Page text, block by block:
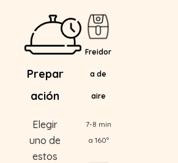
Prepar
ación
Elegir
uno de
estos
Freidor
a de
aire
7-8 min
a 160º